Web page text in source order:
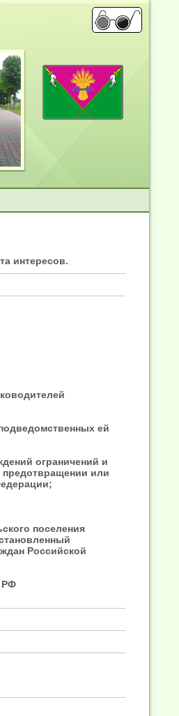
интересов.
ей
ограничений и
предотвращении или
поселения
Российской
РФ